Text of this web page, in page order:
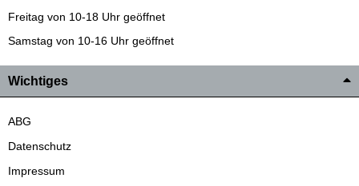
Freitag von 10-18 Uhr geöffnet
Samstag von 10-16 Uhr geöffnet
Wichtiges
ABG
Datenschutz
Impressum